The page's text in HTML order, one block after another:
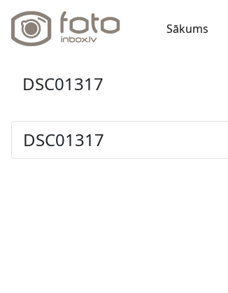
Sākums
DSC01317
DSC01317